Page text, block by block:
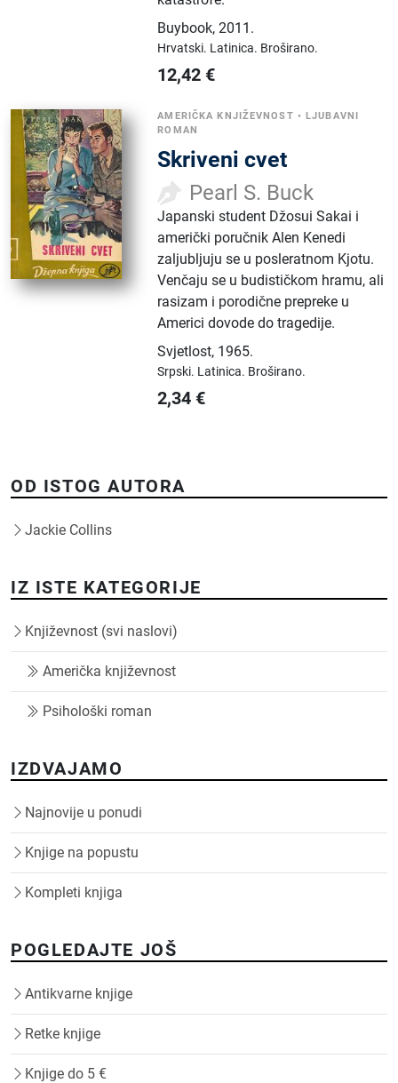
Buybook,2011.
Hrvatski. Latinica. Broširano.
12,42 €
AMERIČKA KNJIŽEVNOST •LJUBAVNI
ROMAN
Skriveni cvet
Pearl S. Buck
Japanski student Džosui Sakai i
američki poručnik Alen Kenedi
zaljubljuju se u posleratnom Kjotu.
Venčaju se u budističkom hramu, ali
rasizam i porodične prepreke u
Americi dovode do tragedije.
Svjetlost, 1965.
Srpski. Latinica. Broširano.
2,34 €
OD ISTOG AUTORA
Jackie Collins
IZ ISTE KATEGORIJE
Književnost (svi naslovi)
Američka književnost
Psihološki roman
IZDVAJAMO
Najnovije u ponudi
Knjige na popustu
Kompleti knjiga
POGLEDAJTE JOŠ
Antikvarne knjige
Retke knjige
Knjige do 5 €